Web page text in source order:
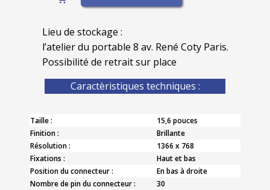
Lieu de stockage :
l’atelier du portable 8 av. René Coty Paris.
Possibilité de retrait sur place
Caractèristiques techniques :
Taille :
15,6 pouces
Finition :
Brillante
Résolution :
1366 x 768
Fixations :
Haut et bas
Position du connecteur :
En bas à droite
Nombre de pin du connecteur :
30